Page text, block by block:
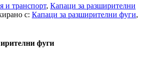
и транспорт, Капаци за разширителни
с: Капаци за разширителни фуги,
фуги